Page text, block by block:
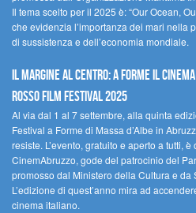
Il tema scelto per il 2025 è: “Our Ocean,
che evidenzia l’importanza dei mari nella
di sussistenza e dell’economia mondiale.
Il margine al centro: a Forme il
Rosso Film Festival 2025
Al via dal 1 al 7 settembre, alla quinta
Festival a Forme di Massa d’Albe in
resiste. L’evento, gratuito e aperto a tutti,
CinemAbruzzo, gode del patrocinio del
promosso dal Ministero della Cultura e da
L’edizione di quest’anno mira ad
cinema italiano.